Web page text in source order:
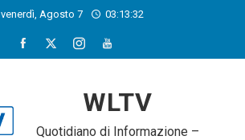
venerdì, Agosto 7 03:13:32
WLTV
Quotidiano di Informazione –